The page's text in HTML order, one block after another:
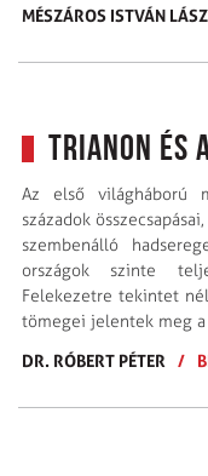
MÉSZÁROS ISTVÁN
Trianon és
Az első világháború
századok
szembenálló
országok szinte
Felekezetre tekintet
tömegei jelentek meg
DR. RÓBERT PÉTER
/